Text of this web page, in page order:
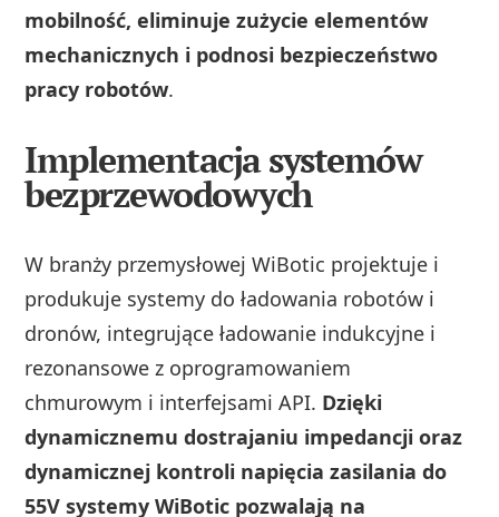
mobilność, eliminuje zużycie elementów
mechanicznych i podnosi bezpieczeństwo
pracy robotów.
Implementacja systemów
bezprzewodowych
W branży przemysłowej WiBotic projektuje i
produkuje systemy do ładowania robotów i
dronów, integrujące ładowanie indukcyjne i
rezonansowe z oprogramowaniem
chmurowym i interfejsami API. Dzięki
dynamicznemu dostrajaniu impedancji oraz
dynamicznej kontroli napięcia zasilania do
55V systemy WiBotic pozwalają na